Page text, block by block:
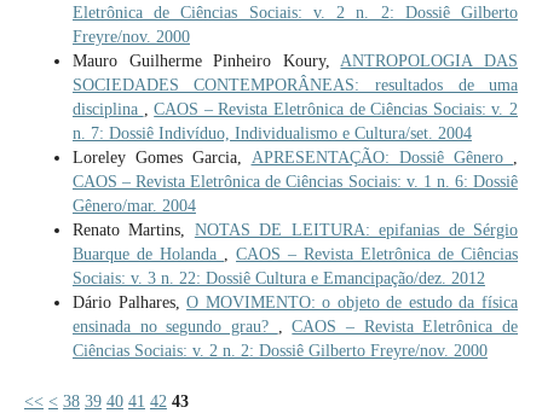
Eletrônica de Ciências Sociais: v. 2 n. 2: Dossiê Gilberto
Freyre/nov. 2000
Mauro Guilherme Pinheiro Koury,ANTROPOLOGIA DAS
SOCIEDADES CONTEMPORÂNEAS: resultados de uma
disciplina ,CAOS – Revista Eletrônica de Ciências Sociais: v. 2
n. 7: Dossiê Indivíduo, Individualismo e Cultura/set. 2004
Loreley Gomes Garcia, APRESENTAÇÃO: Dossiê Gênero ,
CAOS – Revista Eletrônica de Ciências Sociais: v. 1 n. 6: Dossiê
Gênero/mar. 2004
Renato Martins, NOTAS DE LEITURA: epifanias de Sérgio
Buarque de Holanda ,CAOS – Revista Eletrônica de Ciências
Sociais: v. 3 n. 22: Dossiê Cultura e Emancipação/dez. 2012
Dário Palhares,O MOVIMENTO: o objeto de estudo da física
ensinada no segundo grau? ,CAOS – Revista Eletrônica de
Ciências Sociais: v. 2 n. 2: Dossiê Gilberto Freyre/nov. 2000
<< < 38 39 40 41 42 43